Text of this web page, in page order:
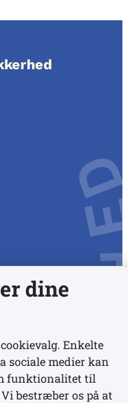
dine
Enkelte
sociale medier kan
funktionalitet til
bestræber os på at